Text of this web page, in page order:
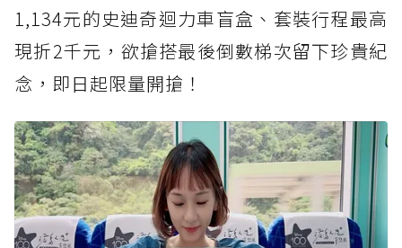
1,134元的史迪奇迴力車盲盒、套裝行程最高
現折2千元，欲搶搭最後倒數梯次留下珍貴紀
念，即日起限量開搶！